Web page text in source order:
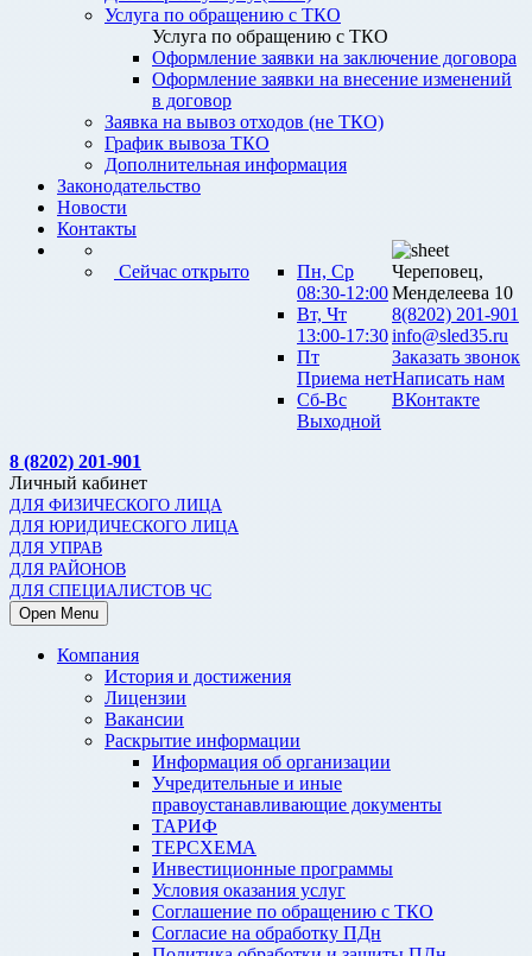
Услуга по обращению с ТКО
Услуга по обращению с ТКО
Оформление заявки на заключение договора
Оформление заявки на внесение изменений
в договор
Заявка на вывоз отходов (не ТКО)
График вывоза ТКО
Дополнительная информация
Законодательство
Новости
Контакты
Сейчас открыто
Пн, Ср
08:30-12:00
Вт, Чт
13:00-17:30
Пт
Приема нет
Сб-Вс
Выходной
Череповец,
Менделеева 10
8(8202) 201-901
info@sled35.ru
Заказать звонок
Написать нам
ВКонтакте
8 (8202) 201-901
Личный кабинет
ДЛЯ ФИЗИЧЕСКОГО ЛИЦА
ДЛЯ ЮРИДИЧЕСКОГО ЛИЦА
ДЛЯ УПРАВ
ДЛЯ РАЙОНОВ
ДЛЯ СПЕЦИАЛИСТОВ ЧС
Open Menu
Компания
История и достижения
Лицензии
Вакансии
Раскрытие информации
Информация об организации
Учредительные и иные
правоустанавливающие документы
ТАРИФ
ТЕРСХЕМА
Инвестиционные программы
Условия оказания услуг
Соглашение по обращению с ТКО
Согласие на обработку ПДн